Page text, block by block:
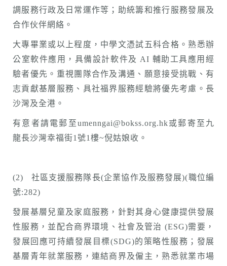
調服務行政及日常運作等；助統籌和推行服務發展及
合作伙伴網絡。
大專畢業或以上程度，中學文憑試五科合格。熟悉辦
公室軟件應用，具備設計軟件及 AI 輔助工具應用經
驗者優先。重視團隊合作及溝通、願意接受挑戰、有
志貢獻基層服務、具社福界服務經驗將優先考慮。長
沙灣及全港。
有意者請電郵至umenngai@bokss.org.hk或郵寄至九
龍長沙灣幸福街1號1樓~倪姑娘收。
(2) 社區支援服務隊長(企業協作及服務發展)(職位編
號:282)
發展基層兒童及家庭服務，針對其身心健康提供發展
性服務，並配合商界環境、社會及管治 (ESG)需要，
發展回應可持續發展目標(SDG)的策略性服務；發展
基層青年就業服務，連結商界及僱主，熟悉就業市場